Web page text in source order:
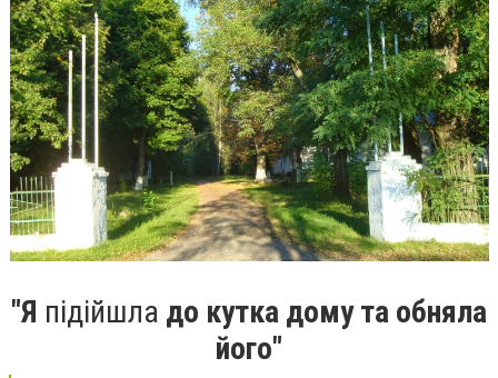
"Я підійшла до кутка дому та обняла
його"